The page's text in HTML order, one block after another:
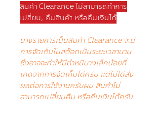
สินค้า Clearance ไม่สามารถทำการ
เปลี่ยน, คืนสินค้า หรือคืนเงินได้
บางรายการเป็นสินค้า Clearance จะมี
การจัดเก็บในสต๊อกเป็นระยะเวลานาน
ซึ่งอาจจะทำให้มีตำหนิบางเล็กน้อยที่
เกิดจากการจัดเก็บได้ครับ แต่ไม่ได้ส่ง
ผลต่อการใช้งานครับผม สินค้าไม่
สามารถเปลี่ยนคืน หรือคืนเงินได้ครับ